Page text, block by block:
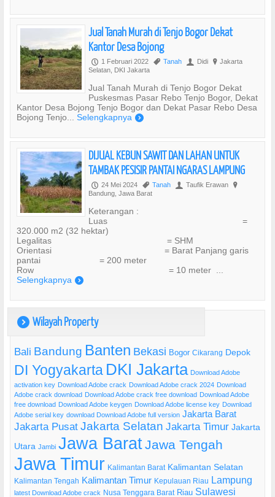
Jual Tanah Murah di Tenjo Bogor Dekat
Kantor Desa Bojong
P 1 Februari 2022 , Tanah U Didi ? Jakarta
Selatan, DKI Jakarta
Jual Tanah Murah di Tenjo Bogor Dekat
Puskesmas Pasar Rebo Tenjo Bogor, Dekat
Kantor Desa Bojong Tenjo Bogor dan Dekat Pasar Rebo Desa
Bojong Tenjo... Selengkapnya )
DIJUAL KEBUN SAWIT DAN LAHAN UNTUK
TAMBAK PESISIR PANTAI NGARAS LAMPUNG
P 24 Mei 2024 , Tanah U Taufik Erawan ?
Bandung, Jawa Barat
Keterangan :
Luas =
320.000 m2 (32 hektar)
Legalitas = SHM
Orientasi = Barat Panjang garis
pantai = 200 meter
Row = 10 meter ...
Selengkapnya )
) Wilayah Property
Bali Bandung Banten Bekasi Bogor Cikarang Depok
DI Yogyakarta DKI Jakarta Download Adobe
activation key Download Adobe crack Download Adobe crack 2024 Download
Adobe crack download Download Adobe crack free download Download Adobe
free download Download Adobe keygen Download Adobe license key Download
Adobe serial key download Download Adobe full version Jakarta Barat
Jakarta Pusat Jakarta Selatan Jakarta Timur Jakarta
Utara Jambi Jawa BaratJawa Tengah
Jawa Timur Kalimantan Barat Kalimantan Selatan
Kalimantan Tengah Kalimantan Timur Kepulauan Riau Lampung
latest Download Adobe crack Nusa Tenggara Barat Riau Sulawesi